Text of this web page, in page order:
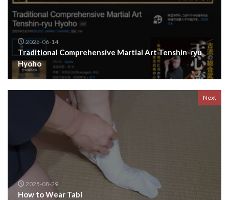
2025-06-14
Traditional Comprehensive Martial Art Tenshin-ryu
Hyoho
Next
2025-08-29
How to Wear Tabi